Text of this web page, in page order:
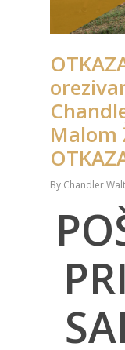
Malom
By Chandler